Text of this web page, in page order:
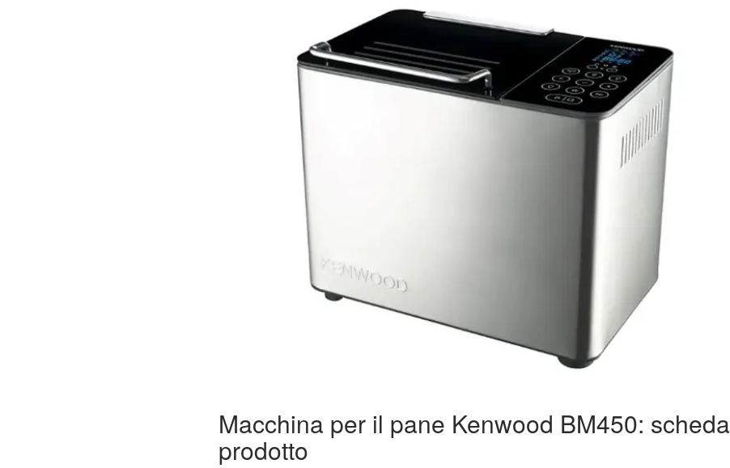
Macchina per il pane Kenwood BM450: scheda
prodotto